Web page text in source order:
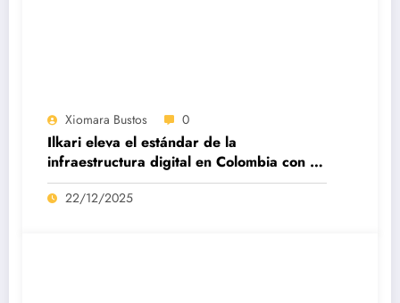
Xiomara Bustos 0
Ilkari eleva el estándar de la
infraestructura digital en Colombia con su
datacenter certificado Nivel IV de ICREA
22/12/2025